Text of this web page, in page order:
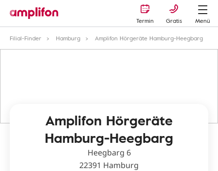
Termin Gratis
Menü
Filial-Finder
Hamburg Amplifon Hörgeräte Hamburg-Heegbarg
Amplifon Hörgeräte
Hamburg-Heegbarg
Heegbarg 6
22391 Hamburg